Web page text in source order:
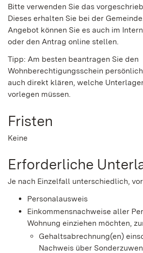
Bitte verwenden Sie das
Dieses erhalten Sie bei der
Angebot können Sie es auch im
oder den Antrag online stellen.
Tipp: Am besten beantragen Sie den
Wohnberechtigungsschein
auch direkt klären, welche
vorlegen müssen.
Fristen
Keine
Erforderliche
Je nach Einzelfall unterschiedlich,
Personalausweis
Einkommensnachweise aller
Wohnung einziehen möchten,
Gehaltsabrechnung(en)
Nachweis über